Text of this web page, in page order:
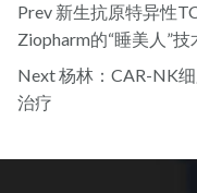
Prev 新生抗原特异性
Ziopharm的“睡美人”
Next杨林：CAR-NK
治疗